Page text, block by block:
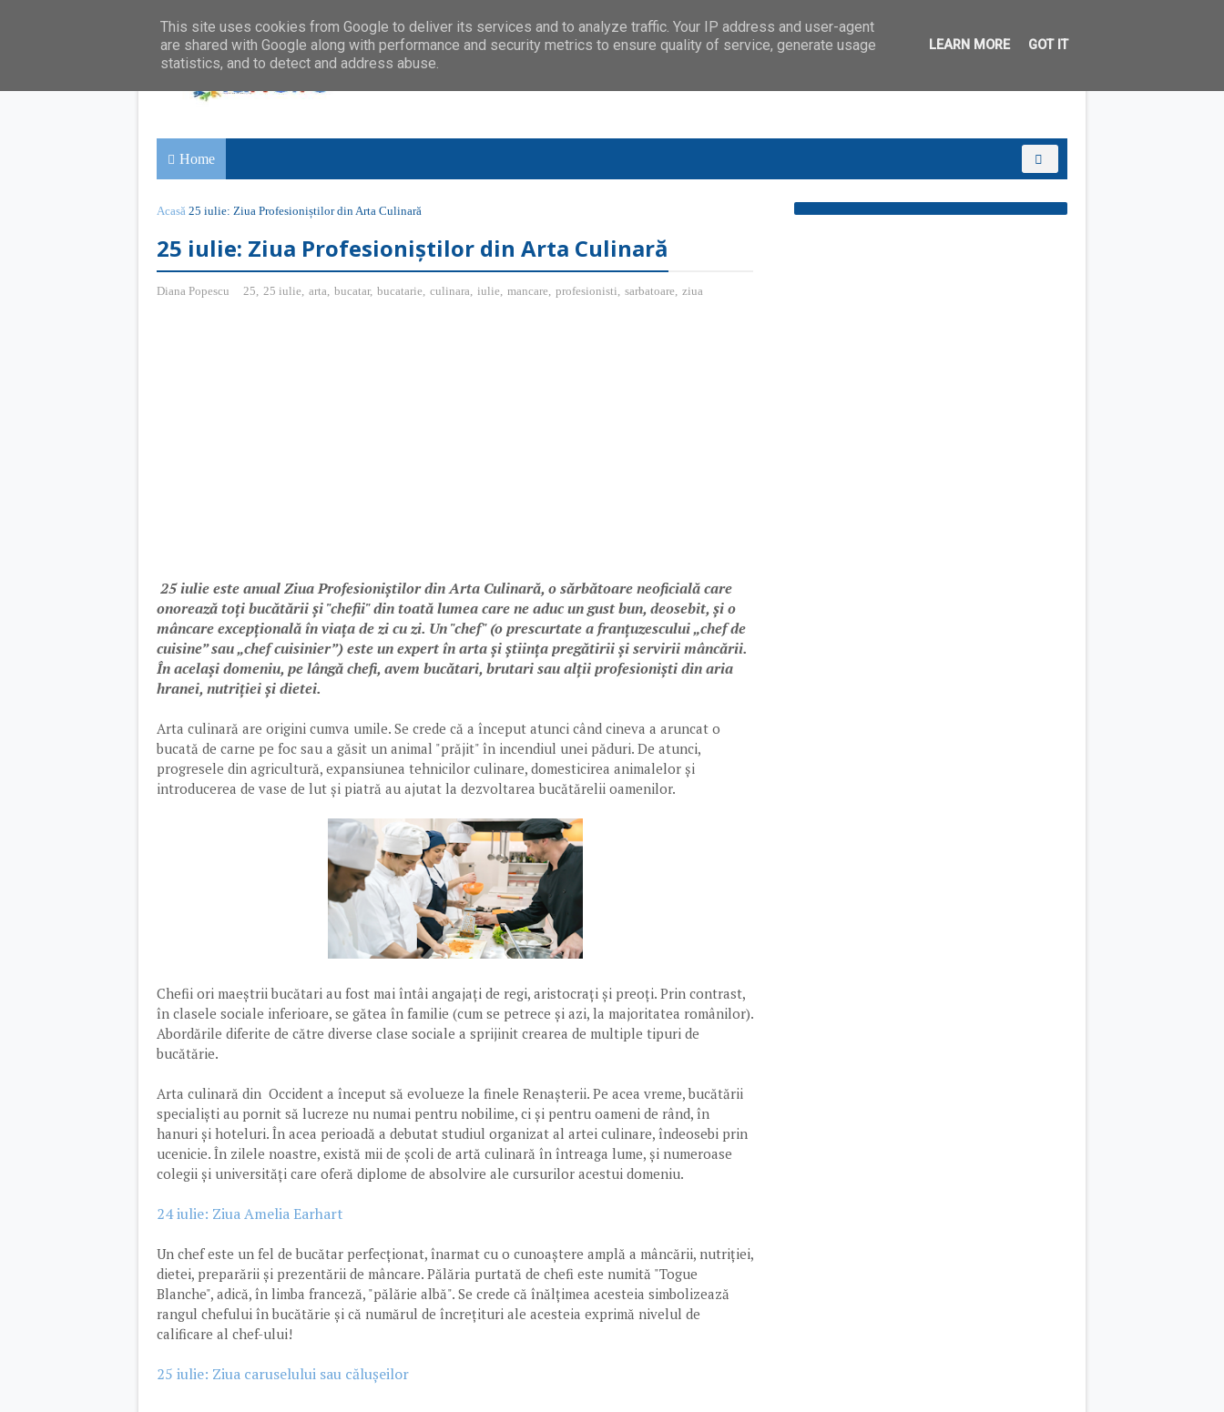
Home
Acasă 25 iulie: Ziua Profesioniștilor din Arta Culinară
25 iulie: Ziua Profesioniștilor din Arta Culinară
Diana Popescu 25, 25 iulie, arta, bucatar, bucatarie, culinara, iulie, mancare, profesionisti, sarbatoare, ziua
25 iulie este anual Ziua Profesioniștilor din Arta Culinară, o sărbătoare neoficială care
onorează toți bucătării și "chefii" din toată lumea care ne aduc un gust bun, deosebit, și o
mâncare excepțională în viața de zi cu zi. Un "chef" (o prescurtate a franțuzescului „chef de
cuisine” sau „chef cuisinier”) este un expert în arta și știința pregătirii și servirii mâncării.
În același domeniu, pe lângă chefi, avem bucătari, brutari sau alții profesioniști din aria
hranei, nutriției și dietei.
Arta culinară are origini cumva umile. Se crede că a început atunci când cineva a aruncat o
bucată de carne pe foc sau a găsit un animal "prăjit" în incendiul unei păduri. De atunci,
progresele din agricultură, expansiunea tehnicilor culinare, domesticirea animalelor și
introducerea de vase de lut și piatră au ajutat la dezvoltarea bucătărelii oamenilor.
Chefii ori maeștrii bucătari au fost mai întâi angajați de regi, aristocrați și preoți. Prin contrast,
în clasele sociale inferioare, se gătea în familie (cum se petrece și azi, la majoritatea românilor).
Abordările diferite de către diverse clase sociale a sprijinit crearea de multiple tipuri de
bucătărie.
Arta culinară din Occident a început să evolueze la finele Renașterii. Pe acea vreme, bucătării
specialiști au pornit să lucreze nu numai pentru nobilime, ci și pentru oameni de rând, în
hanuri și hoteluri. În acea perioadă a debutat studiul organizat al artei culinare, îndeosebi prin
ucenicie. În zilele noastre, există mii de școli de artă culinară în întreaga lume, și numeroase
colegii și universități care oferă diplome de absolvire ale cursurilor acestui domeniu.
24 iulie: Ziua Amelia Earhart
Un chef este un fel de bucătar perfecționat, înarmat cu o cunoaștere amplă a mâncării, nutriției,
dietei, preparării și prezentării de mâncare. Pălăria purtată de chefi este numită "Togue
Blanche", adică, în limba franceză, "pălărie albă". Se crede că înălțimea acesteia simbolizează
rangul chefului în bucătărie și că numărul de încrețituri ale acesteia exprimă nivelul de
calificare al chef-ului!
25 iulie: Ziua caruselului sau călușeilor
This site uses cookies from Google to deliver its services and to analyze traffic. Your IP address and user-agent
are shared with Google along with performance and security metrics to ensure quality of service, generate usage
statistics, and to detect and address abuse.
LEARN MORE GOT IT